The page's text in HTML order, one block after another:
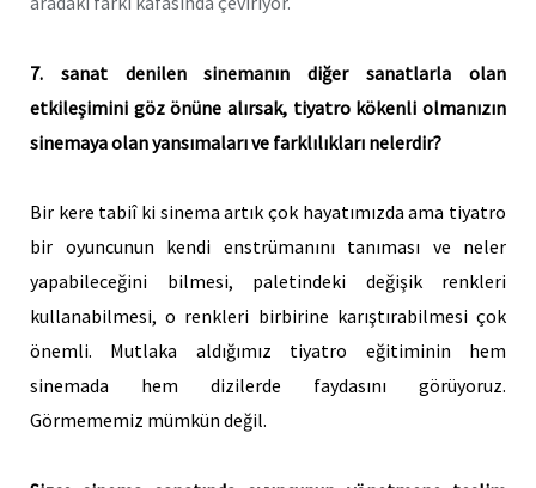
7. sanat denilen sinemanın diğer sanatlarla olan
etkileşimini göz önüne alırsak, tiyatro kökenli olmanızın
sinemaya olan yansımaları ve farklılıkları nelerdir?
Bir kere tabiî ki sinema artık çok hayatımızda ama tiyatro
bir oyuncunun kendi enstrümanını tanıması ve neler
yapabileceğini bilmesi, paletindeki değişik renkleri
kullanabilmesi, o renkleri birbirine karıştırabilmesi çok
önemli. Mutlaka aldığımız tiyatro eğitiminin hem
sinemada hem dizilerde faydasını görüyoruz.
Görmememiz mümkün değil.